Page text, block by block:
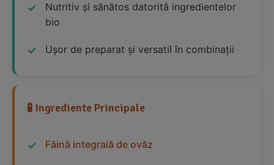
Nutritiv și sănătos datorită ingredientelor
bio
Ușor de preparat și versatil în combinații
🧪 Ingrediente Principale
Făină integrală de ovăz